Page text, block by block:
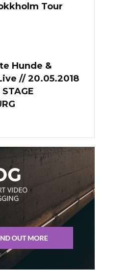
Tour
Hunde &
// 20.05.2018